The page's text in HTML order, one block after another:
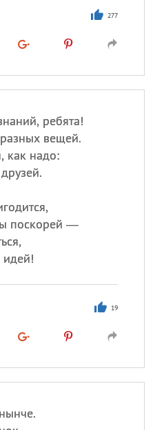
277
ребята!
вещей.
как надо:
поскорей —
19